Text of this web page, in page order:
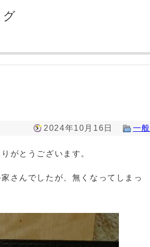
グ
2024年10月16日 一般
がとうございます。
さんでしたが、無くなってしまっ